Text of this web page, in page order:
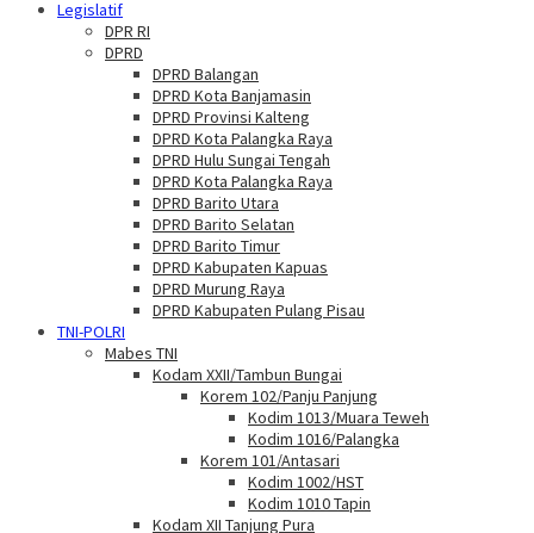
Legislatif
DPR RI
DPRD
DPRD Balangan
DPRD Kota Banjamasin
DPRD Provinsi Kalteng
DPRD Kota Palangka Raya
DPRD Hulu Sungai Tengah
DPRD Kota Palangka Raya
DPRD Barito Utara
DPRD Barito Selatan
DPRD Barito Timur
DPRD Kabupaten Kapuas
DPRD Murung Raya
DPRD Kabupaten Pulang Pisau
TNI-POLRI
Mabes TNI
Kodam XXII/Tambun Bungai
Korem 102/Panju Panjung
Kodim 1013/Muara Teweh
Kodim 1016/Palangka
Korem 101/Antasari
Kodim 1002/HST
Kodim 1010 Tapin
Kodam XII Tanjung Pura